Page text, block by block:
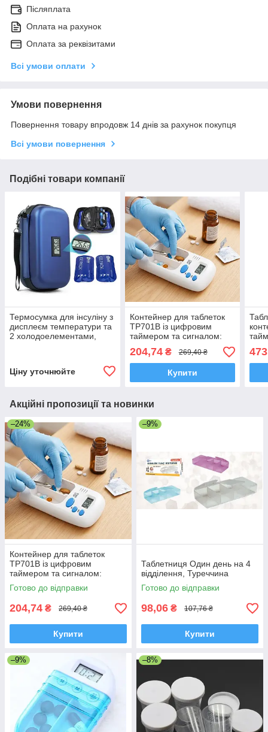
Післяплата
Оплата на рахунок
Оплата за реквізитами
Всі умови оплати
Умови повернення
Повернення товару впродовж 14 днів за рахунок покупця
Всі умови повернення
Подібні товари компанії
Термосумка для інсуліну з
дисплеєм температури та
2 холодоелементами,
Ціну уточнюйте
Контейнер для таблеток
TP701B із цифровим
таймером та сигналом:
розумний органайзер на
два відділення
204,74₴ 269,40 ₴
Купити
473
Акційні пропозиції та новинки
–24%
Контейнер для таблеток
TP701B із цифровим
таймером та сигналом:
розумний органайзер на два
відділення
Готово до відправки
204,74 ₴ 269,40 ₴
Купити
–9%
Таблетниця Один день на 4
відділення, Туреччина
Готово до відправки
98,06 ₴ 107,76 ₴
Купити
–9% –8%